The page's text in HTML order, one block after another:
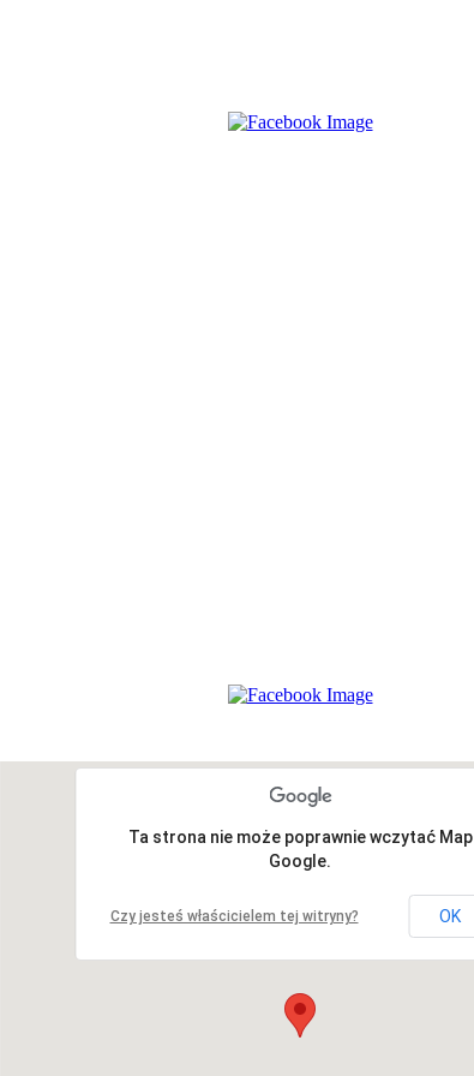
Ta strona nie może poprawnie wczytać Map
Google.
Czy jesteś właścicielem tej witryny? OK